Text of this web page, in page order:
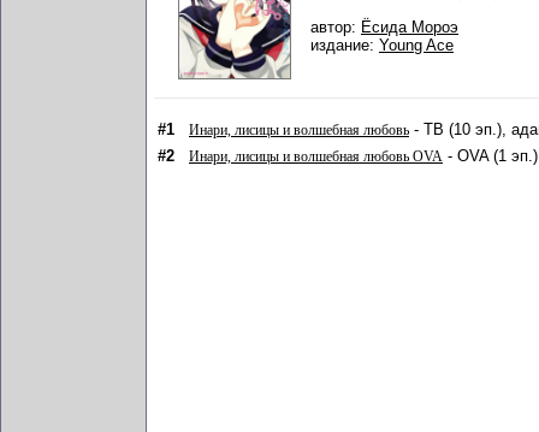
автор: Ёсида Мороэ
издание: Young Ace
#1 Инари, лисицы и волшебная любовь - ТВ (10 эп.),
#2
Инари, лисицы и волшебная любовь OVA - OVA (1